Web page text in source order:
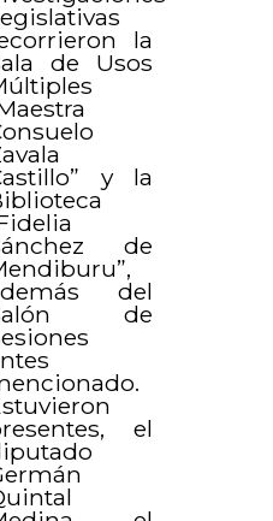
la
de Usos
y la
de
del
de
el